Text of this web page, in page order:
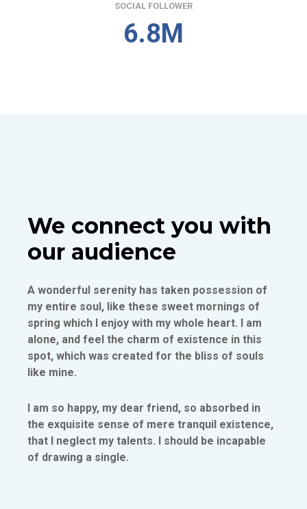
SOCIAL FOLLOWER
6.8M
We connect you with
our audience
A wonderful serenity has taken possession of
my entire soul, like these sweet mornings of
spring which I enjoy with my whole heart. I am
alone, and feel the charm of existence in this
spot, which was created for the bliss of souls
like mine.
I am so happy, my dear friend, so absorbed in
the exquisite sense of mere tranquil existence,
that I neglect my talents. I should be incapable
of drawing a single.